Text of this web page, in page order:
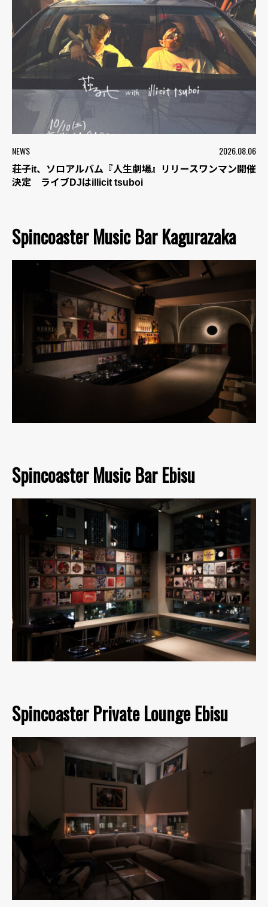
NEWS 2026.08.06
荘子it、ソロアルバム『人生劇場』リリースワンマン開催
決定 ライブDJはillicit tsuboi
Spincoaster Music Bar Kagurazaka
Spincoaster Music Bar Ebisu
Spincoaster Private Lounge Ebisu